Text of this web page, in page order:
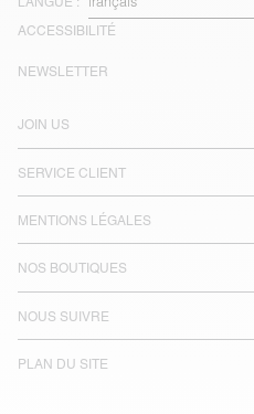
ACCESSIBILITÉ
JOIN US
SERVICE CLIENT
MENTIONS LÉGALES
NOS BOUTIQUES
NOUS SUIVRE
PLAN DU SITE
NEWSLETTER